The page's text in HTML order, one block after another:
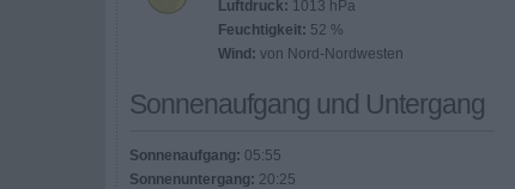
Luftdruck: 1013 hPa
Feuchtigkeit: 52 %
Wind: von Nord-Nordwesten
Sonnenaufgang und Untergang
Sonnenaufgang: 05:55
Sonnenuntergang: 20:25